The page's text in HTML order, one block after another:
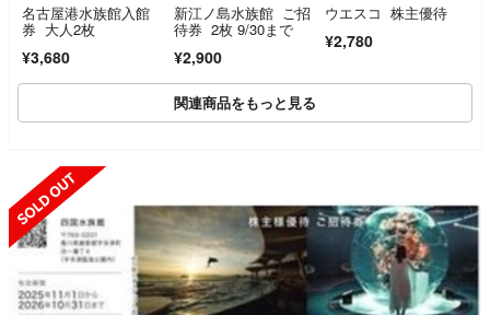
名古屋港水族館入館
券 大人2枚
¥3,680
新江ノ島水族館 ご招
待券 2枚 9/30まで
¥2,900
ウエスコ 株主優待
¥2,780
関連商品をもっと見る